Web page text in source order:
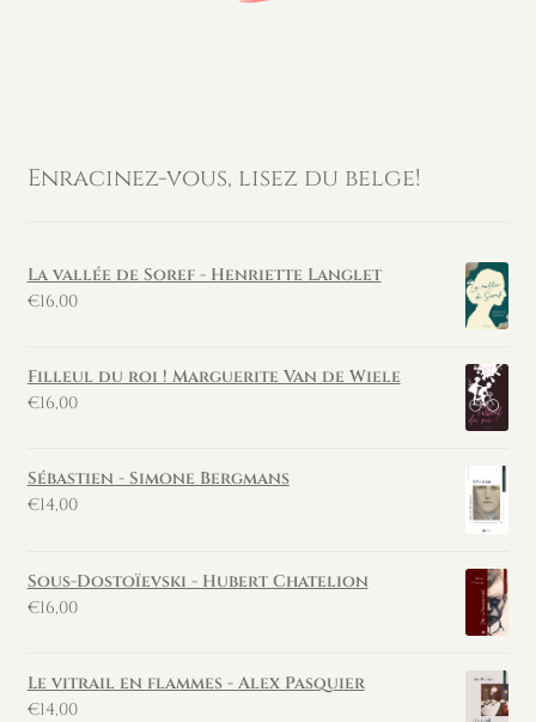
Enracinez-vous, lisez du belge!
La vallée de Soref - Henriette Langlet
€16,00
Filleul du roi ! Marguerite Van de Wiele
€16,00
Sébastien - Simone Bergmans
€14,00
Sous-Dostoïevski - Hubert Chatelion
€16,00
Le vitrail en flammes - Alex Pasquier
€14,00